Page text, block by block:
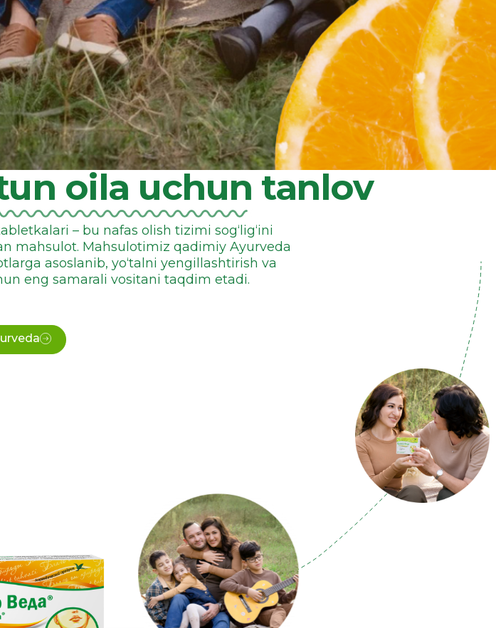
oila uchun tanlov
– bu nafas olish tizimi sog‘lig‘ini
mahsulot. Mahsulotimiz qadimiy Ayurveda
asoslanib, yo‘talni yengillashtirish va
eng samarali vositani taqdim etadi.